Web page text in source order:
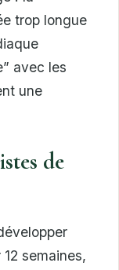
trop longue
avec les
une
de
semaines,